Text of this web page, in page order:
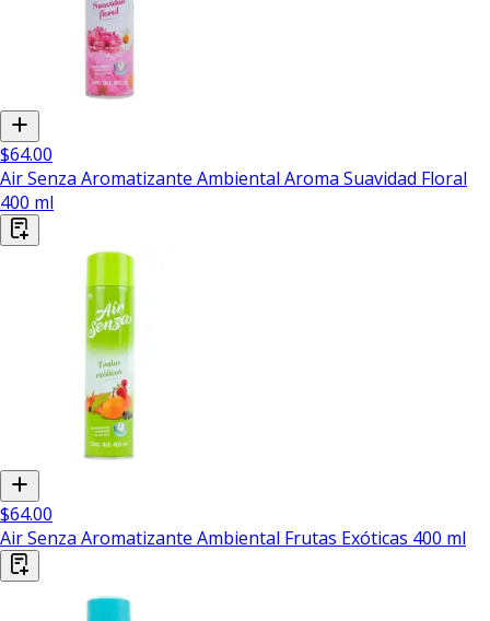
$64.00
Air Senza Aromatizante Ambiental Aroma Suavidad Floral
400 ml
$64.00
Air Senza Aromatizante Ambiental Frutas Exóticas 400 ml